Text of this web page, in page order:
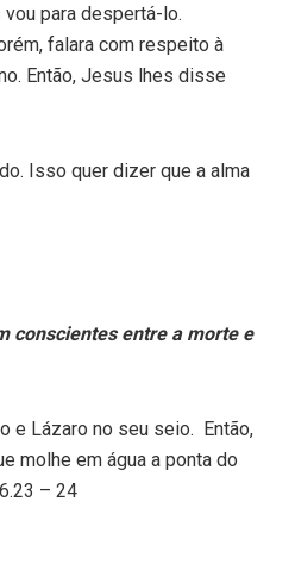
para despertá-lo.
falara com respeito à
Então, Jesus lhes disse
Isso quer dizer que a alma
conscientes entre a morte e
e Lázaro no seu seio. Então,
molhe em água a ponta do
– 24